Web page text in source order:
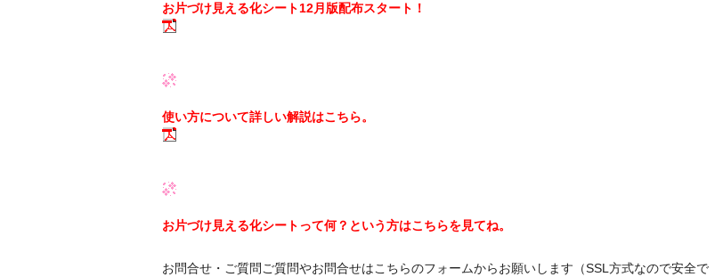
お片づけ見える化シート12月版配布スタート！
使い方について詳しい解説はこちら。
お片づけ見える化シートって何？という方はこちらを見てね。
お問合せ・ご質問ご質問やお問合せはこちらのフォームからお願いします（SSL方式なので安全で